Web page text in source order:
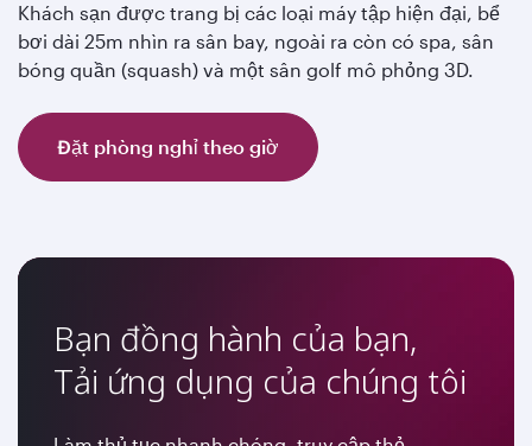
Khách sạn được trang bị các loại máy tập hiện đại, bể
bơi dài 25m nhìn ra sân bay, ngoài ra còn có spa, sân
bóng quần (squash) và một sân golf mô phỏng 3D.
Đặt phòng nghỉ theo giờ
Bạn đồng hành của bạn,
Tải ứng dụng của chúng tôi